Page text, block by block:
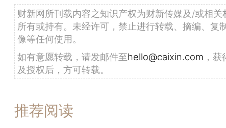
财新网所刊载内容之知识产权为财新传媒及/或相关
所有或持有。未经许可，禁止进行转载、摘编、复
像等任何使用。
如有意愿转载，请发邮件至hello@caixin.com ，
及授权后，方可转载。
推荐阅读